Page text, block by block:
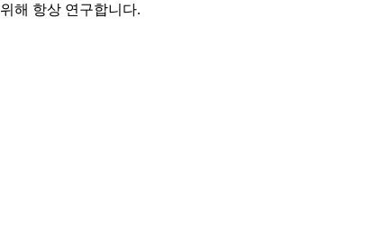
해 항상 연구합니다.